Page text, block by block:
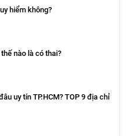
hiểm không?
nào là có thai?
uy tín TP.HCM? TOP 9 địa chỉ